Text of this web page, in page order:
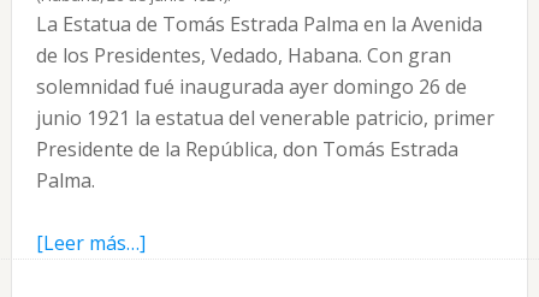
La Estatua de Tomás Estrada Palma en la Avenida
de los Presidentes, Vedado, Habana. Con gran
solemnidad fué inaugurada ayer domingo 26 de
junio 1921 la estatua del venerable patricio, primer
Presidente de la República, don Tomás Estrada
Palma.
[Leer más…]acerca